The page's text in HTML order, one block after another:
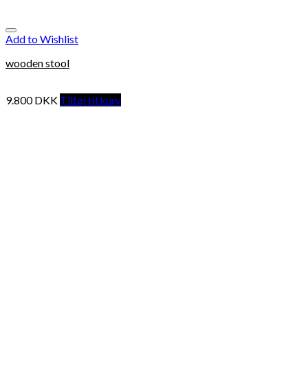
Add to Wishlist
wooden stool
9.800DKK Tilføj til kurv